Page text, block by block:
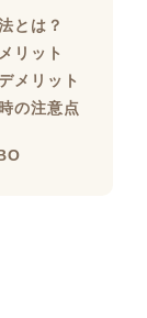
とは？
リット
メリット
の注意点